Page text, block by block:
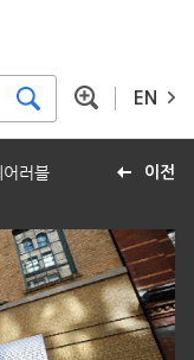
EN
이전
어러블